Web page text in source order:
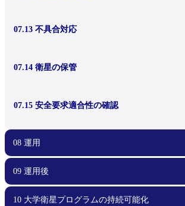
07.13 不具合対応
07.14 衛星の保管
07.15 安全要求適合性の確認
08 運用
08.00 運用
08.01 地上系準備・メンテナンス
08.02 運用計画
08.03 不具合対応
09 運用後
09.00 運用後
09.01 レッスンズラーンド
09.02 記録化と成果報告・公開
09.03 ノウハウ共有
10 大学衛星プログラムの持続可能化